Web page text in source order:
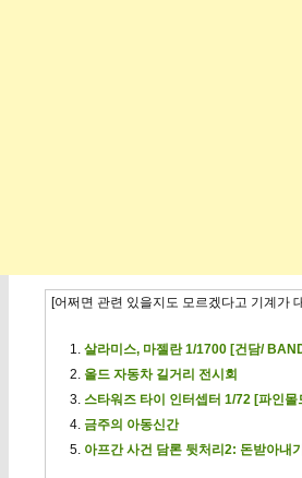
[어쩌면 관련 있을지도 모르겠다고 기계가
살라미스, 마젤란 1/1700 [건담/
올드 자동차 길거리 전시회
스타워즈 타이 인터셉터 1/72 [파인몰
금주의 아동신간
아프간 사건 담론 뒷처리2: 돈받아내